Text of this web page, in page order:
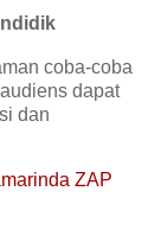
coba-coba
dapat
dan
ZAP